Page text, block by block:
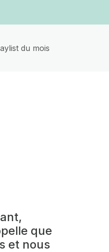
du mois
que
et nous